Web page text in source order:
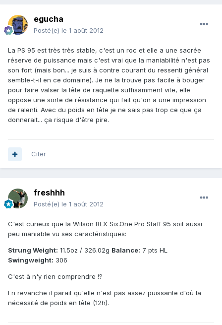
egucha
Posté(e) le 1 août 2012
La PS 95 est très très stable, c'est un roc et elle a une sacrée
réserve de puissance mais c'est vrai que la maniabilité n'est pas
son fort (mais bon... je suis à contre courant du ressenti général
semble-t-il en ce domaine). Je ne la trouve pas facile à bouger
pour faire valser la tête de raquette suffisamment vite, elle
oppose une sorte de résistance qui fait qu'on a une impression
de ralenti. Avec du poids en tête je ne sais pas trop ce que ça
donnerait... ça risque d'être pire.
Citer
freshhh
Posté(e) le 1 août 2012
C'est curieux que la Wilson BLX Six.One Pro Staff 95 soit aussi
peu maniable vu ses caractéristiques:
Strung Weight: 11.5oz / 326.02g Balance: 7 pts HL
Swingweight: 306
C'est à n'y rien comprendre !?
En revanche il parait qu'elle n'est pas assez puissante d'où la
nécessité de poids en tête (12h).